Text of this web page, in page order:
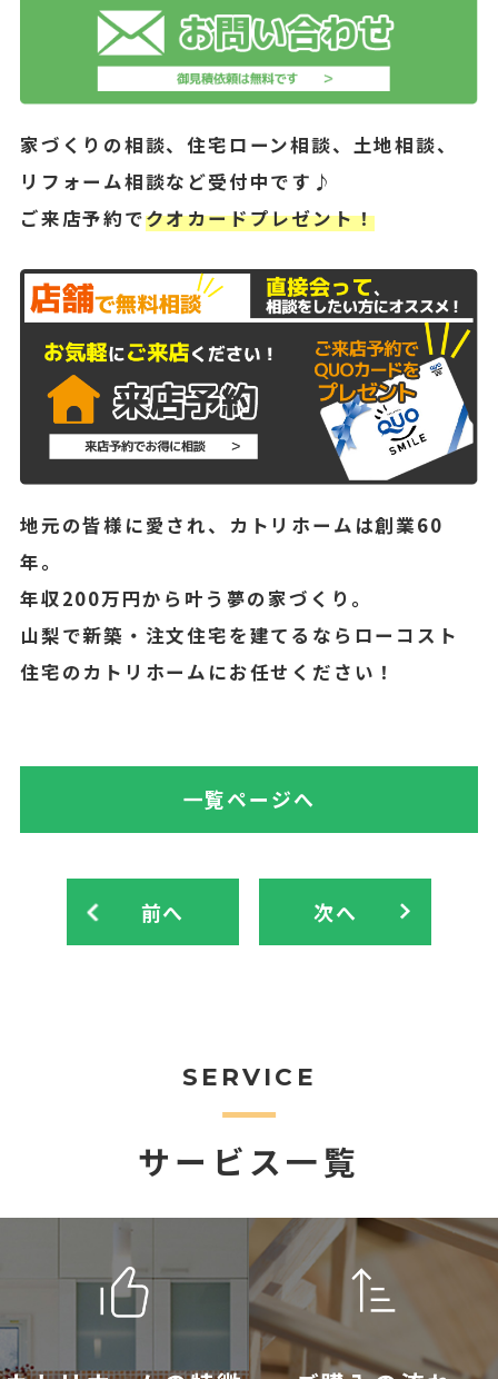
家づくりの相談、住宅ローン相談、土地相談、
リフォーム相談など受付中です♪
ご来店予約でクオカードプレゼント！
地元の皆様に愛され、カトリホームは創業60
年。
年収200万円から叶う夢の家づくり。
山梨で新築・注文住宅を建てるならローコスト
住宅のカトリホームにお任せください！
前へ
一覧ページへ
次へ
SERVICE
サービス一覧